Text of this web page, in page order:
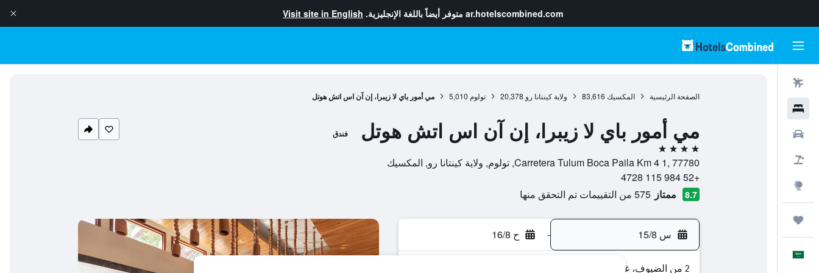
ar.hotelscombined.com متوفر أيضاً باللغة الإنجليزية. Visit site in English
الصفحة الرئيسية المكسيك 83,616 ولاية كينتانا رو 20,378 تولوم 5,010 مي أمور باي لا زيبرا، إن آن اس اتش هوتل
مي أمور باي لا زيبرا، إن آن اس اتش هوتل فندق
4 نجوم
Carretera Tulum Boca Paila Km 4 1, 77780, تولوم, ولاية كينتانا رو, المكسيك
+52 984 115 4728
8.7 ممتاز 575 من التقييمات تم التحقق منها
س 15/8 - ح 16/8
2 من الضيوف، غرفة واحدة